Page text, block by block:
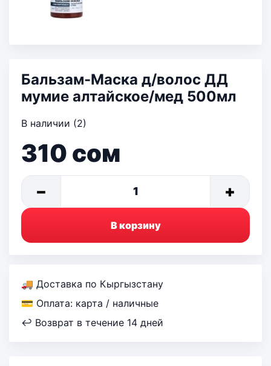
Бальзам-Маска д/волос ДД
мумие алтайское/мед 500мл
В наличии (2)
310 сом
− 1 +
В корзину
🚚 Доставка по Кыргызстану
💳 Оплата: карта / наличные
↩ Возврат в течение 14 дней